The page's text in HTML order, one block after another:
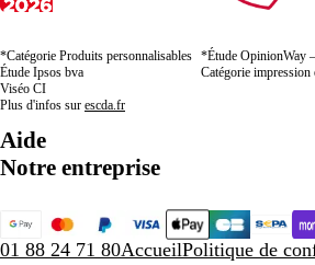
*Catégorie Produits personnalisables
Étude Ipsos bva
Viséo CI
Plus d'infos sur escda.fr
*Étude OpinionWay
Catégorie impression
Aide
Notre entreprise
01 88 24 71 80AccueilPolitique de